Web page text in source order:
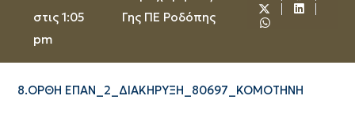
στις 1:05
pm
Γης ΠΕ Ροδόπης
8.ΟΡΘΗ ΕΠΑΝ_2_ΔΙΑΚΗΡΥΞΗ_80697_ΚΟΜΟΤΗΝΗ